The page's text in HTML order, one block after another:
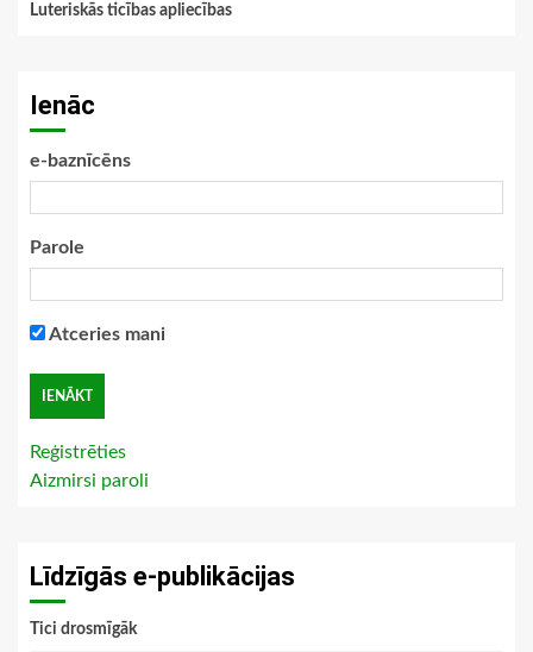
Luteriskās ticības apliecības
Ienāc
e-baznīcēns
Parole
Atceries mani
Reģistrēties
Aizmirsi paroli
Līdzīgās e-publikācijas
Tici drosmīgāk